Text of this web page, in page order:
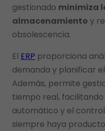
gestionado minimiza
almacenamiento y
obsolescencia.
El ERP proporciona
demanda y planificar
Además, permite
tiempo real,
automático y el
siempre haya